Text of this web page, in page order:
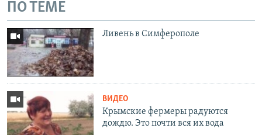
ПО ТЕМЕ
Ливень в Симферополе
ВИДЕО
Крымские фермеры радуются
дождю. Это почти вся их вода